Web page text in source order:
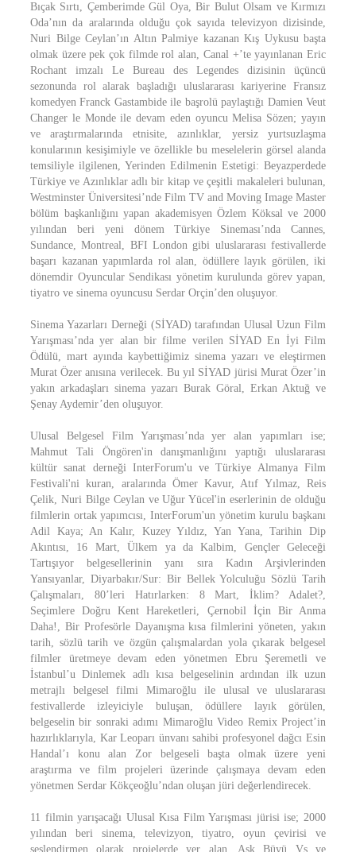
Bıçak Sırtı, Çemberimde Gül Oya, Bir Bulut Olsam ve Kırmızı
Oda’nın da aralarında olduğu çok sayıda televizyon dizisinde,
Nuri Bilge Ceylan’ın Altın Palmiye kazanan Kış Uykusu başta
olmak üzere pek çok filmde rol alan, Canal +’te yayınlanan Eric
Rochant imzalı Le Bureau des Legendes dizisinin üçüncü
sezonunda rol alarak başladığı uluslararası kariyerine Fransız
komedyen Franck Gastambide ile başrolü paylaştığı Damien Veut
Changer le Monde ile devam eden oyuncu Melisa Sözen; yayın
ve araştırmalarında etnisite, azınlıklar, yersiz yurtsuzlaşma
konularının kesişimiyle ve özellikle bu meselelerin görsel alanda
temsiliyle ilgilenen, Yerinden Edilmenin Estetigi: Beyazperdede
Türkiye ve Azınlıklar adlı bir kitap ve çeşitli makaleleri bulunan,
Westminster Üniversitesi’nde Film TV and Moving Image Master
bölüm başkanlığını yapan akademisyen Özlem Köksal ve 2000
yılından beri yeni dönem Türkiye Sineması’nda Cannes,
Sundance, Montreal, BFI London gibi uluslararası festivallerde
başarı kazanan yapımlarda rol alan, ödüllere layık görülen, iki
dönemdir Oyuncular Sendikası yönetim kurulunda görev yapan,
tiyatro ve sinema oyuncusu Serdar Orçin’den oluşuyor.
Sinema Yazarları Derneği (SİYAD) tarafından Ulusal Uzun Film
Yarışması’nda yer alan bir filme verilen SİYAD En İyi Film
Ödülü, mart ayında kaybettiğimiz sinema yazarı ve eleştirmen
Murat Özer anısına verilecek. Bu yıl SİYAD jürisi Murat Özer’in
yakın arkadaşları sinema yazarı Burak Göral, Erkan Aktuğ ve
Şenay Aydemir’den oluşuyor.
Ulusal Belgesel Film Yarışması’nda yer alan yapımları ise;
Mahmut Tali Öngören'in danışmanlığını yaptığı uluslararası
kültür sanat derneği InterForum'u ve Türkiye Almanya Film
Festivali'ni kuran, aralarında Ömer Kavur, Atıf Yılmaz, Reis
Çelik, Nuri Bilge Ceylan ve Uğur Yücel'in eserlerinin de olduğu
filmlerin ortak yapımcısı, InterForum'un yönetim kurulu başkanı
Adil Kaya; An Kalır, Kuzey Yıldız, Yan Yana, Tarihin Dip
Akıntısı, 16 Mart, Ülkem ya da Kalbim, Gençler Geleceği
Tartışıyor belgesellerinin yanı sıra Kadın Arşivlerinden
Yansıyanlar, Diyarbakır/Sur: Bir Bellek Yolculuğu Sözlü Tarih
Çalışmaları, 80’leri Hatırlarken: 8 Mart, İklim? Adalet?,
Seçimlere Doğru Kent Hareketleri, Çernobil İçin Bir Anma
Daha!, Bir Profesörle Dayanışma kısa filmlerini yöneten, yakın
tarih, sözlü tarih ve özgün çalışmalardan yola çıkarak belgesel
filmler üretmeye devam eden yönetmen Ebru Şeremetli ve
İstanbul’u Dinlemek adlı kısa belgeselinin ardından ilk uzun
metrajlı belgesel filmi Mimaroğlu ile ulusal ve uluslararası
festivallerde izleyiciyle buluşan, ödüllere layık görülen,
belgeselin bir sonraki adımı Mimaroğlu Video Remix Project’in
hazırlıklarıyla, Kar Leoparı ünvanı sahibi profesyonel dağcı Esin
Handal’ı konu alan Zor belgeseli başta olmak üzere yeni
araştırma ve film projeleri üzerinde çalışmaya devam eden
yönetmen Serdar Kökçeoğlu’ndan oluşan jüri değerlendirecek.
11 filmin yarışacağı Ulusal Kısa Film Yarışması jürisi ise; 2000
yılından beri sinema, televizyon, tiyatro, oyun çevirisi ve
seslendirmen olarak projelerde yer alan, Aşk Büyü Vs ve